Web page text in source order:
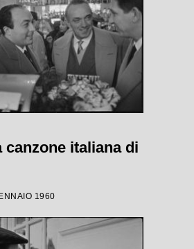
canzone italiana di
1960